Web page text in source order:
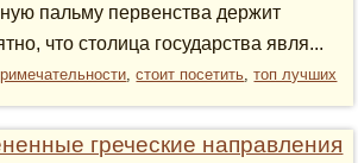
пальму первенства держит
что столица государства явля...
,стоит посетить,топ лучших
греческие направления